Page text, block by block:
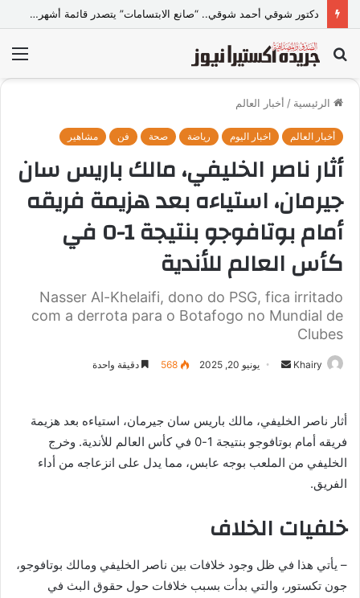
دكتور شوقي أحمد شوقي.. “صانع الابتسامات” يتصدر قائمة أشهر أطباء تجميل الأسنان في مصر
بحث
عن
الرئيسية / أخبار العالم
أخبار العالم اخبار اليوم رياضة صحة فن مشاهير
أثار ناصر الخليفي، مالك باريس سان
جيرمان، استياءه بعد هزيمة فريقه
أمام بوتافوجو بنتيجة 1-0 في
كأس العالم للأندية
Nasser Al-Khelaifi, dono do PSG, fica irritado
com a derrota para o Botafogo no Mundial de
Clubes
Khairy
ل
ب
ر
يونيو 20, 2025 568 دقيقة واحدة
أثار ناصر الخليفي، مالك باريس سان جيرمان، استياءه بعد هزيمة
فريقه أمام بوتافوجو بنتيجة 1-0 في كأس العالم للأندية. وخرج
الخليفي من الملعب بوجه عابس، مما يدل على انزعاجه من أداء
الفريق.
خلفيات الخلاف
– يأتي هذا في ظل وجود خلافات بين ناصر الخليفي ومالك بوتافوجو،
جون تكستور، والتي بدأت بسبب خلافات حول حقوق البث في